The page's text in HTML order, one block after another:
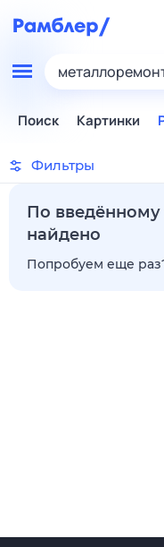
Поиск Картинки
Фильтры
По введённому
найдено
Попробуем еще